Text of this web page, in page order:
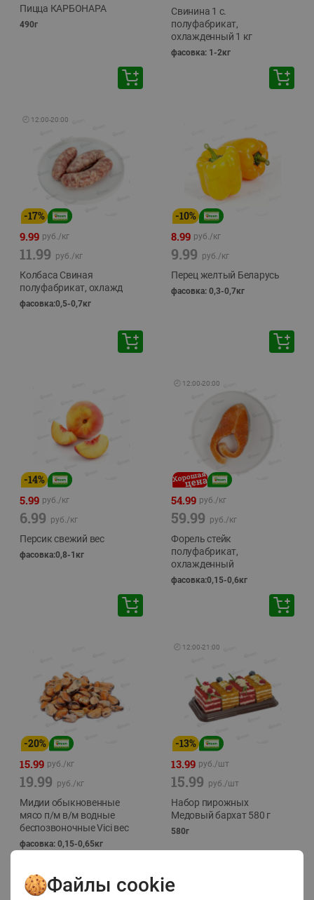
Пицца КАРБОНАРА
490г
Свинина 1 с.
полуфабрикат,
охлажденный 1 кг
фасовка: 1-2кг
🕘 12:00-20:00
-17%
9.99 руб./кг
11.99 руб./кг
Колбаса Свиная
полуфабрикат, охлажд
фасовка:0,5-0,7кг
-10%
8.99 руб./кг
9.99 руб./кг
Перец желтый Беларусь
фасовка: 0,3-0,7кг
-14%
5.99 руб./кг
6.99 руб./кг
Персик свежий вес
фасовка:0,8-1кг
🕘 12:00-20:00
54.99 руб./кг
59.99 руб./кг
Форель стейк
полуфабрикат,
охлажденный
фасовка:0,15-0,6кг
-20%
15.99 руб./кг
19.99 руб./кг
Мидии обыкновенные
мясо п/м в/м водные
беспозвоночные Vici вес
фасовка: 0,15-0,65кг
🕘 12:00-21:00
-13%
13.99 руб./шт
15.99 руб./шт
Набор пирожных
Медовый бархат 580 г
580г
Файлы cookie